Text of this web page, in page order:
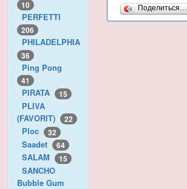
10
PERFETTI
206
PHILADELPHIA
36
Ping Pong
41
PIRATA 15
PLIVA
(FAVORIT)
22
Ploc 32
Saadet 64
SALAM 15
SANCHO
Bubble Gum
Поделиться…